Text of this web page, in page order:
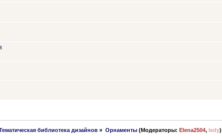
библиотека дизайнов » Орнаменты(Модераторы: Elena2504, ledy)